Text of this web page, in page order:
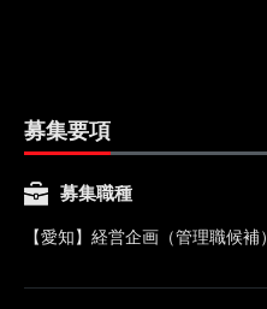
募集要項
募集職種
【愛知】経営企画（管理職候補）